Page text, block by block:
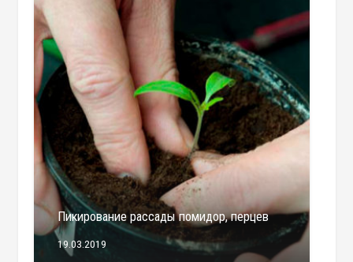
Пикирование рассады помидор, перцев
19.03.2019